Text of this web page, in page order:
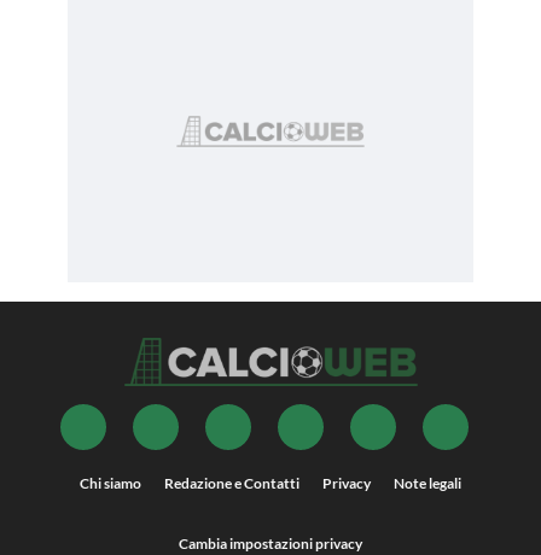
Chi siamo Redazione e Contatti Privacy Note legali
Cambia impostazioni privacy